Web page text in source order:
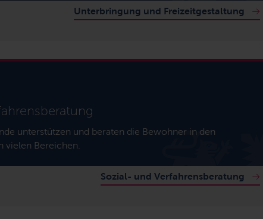
Unterbringung und Freizeitgestaltung
unterstützen und beraten die Bewohner in den
vielen Bereichen.
Sozial- und Verfahrensberatung